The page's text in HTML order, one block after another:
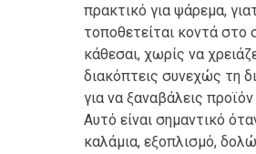
πρακτικό για ψάρεμα,
τοποθετείται κοντά στο
κάθεσαι, χωρίς να
διακόπτεις συνεχώς τη
για να ξαναβάλεις
Αυτό είναι σημαντικό
καλάμια, εξοπλισμό,